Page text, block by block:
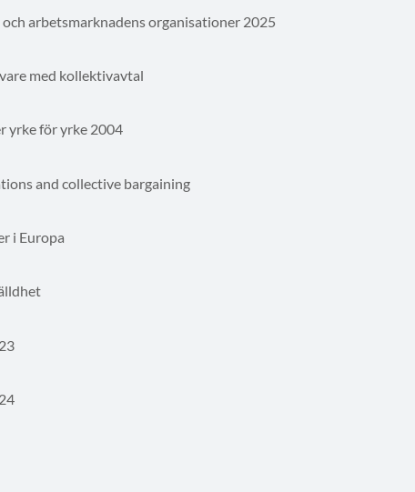
arbetsmarknadens organisationer 2025
med kollektivavtal
yrke för yrke 2004
and collective bargaining
i Europa